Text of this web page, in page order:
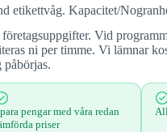
etikettvåg. Kapacitet/
Vid
ni per timme. Vi lämnar
påbörjas.
pengar med våra redan
priser